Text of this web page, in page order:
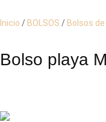
Inicio / BOLSOS / Bolsos
Bolso playa